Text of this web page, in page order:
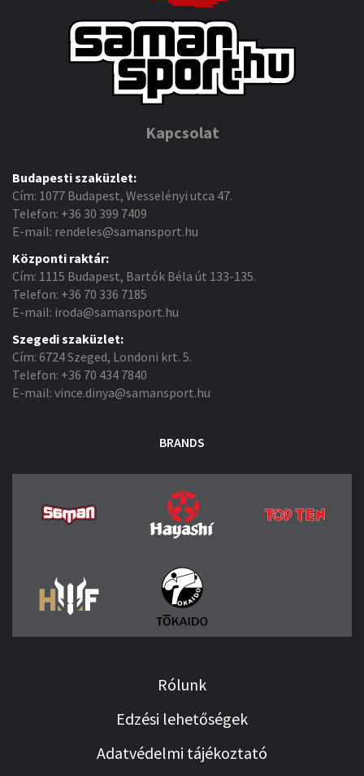
Kapcsolat
Budapesti szaküzlet:
Cím: 1077 Budapest, Wesselényi utca 47.
Telefon: +36 30 399 7409
E-mail: rendeles@samansport.hu
Központi raktár:
Cím: 1115 Budapest, Bartók Béla út 133-135.
Telefon: +36 70 336 7185
E-mail: iroda@samansport.hu
Szegedi szaküzlet:
Cím: 6724 Szeged, Londoni krt. 5.
Telefon: +36 70 434 7840
E-mail: vince.dinya@samansport.hu
BRANDS
Rólunk
Edzési lehetőségek
Adatvédelmi tájékoztató